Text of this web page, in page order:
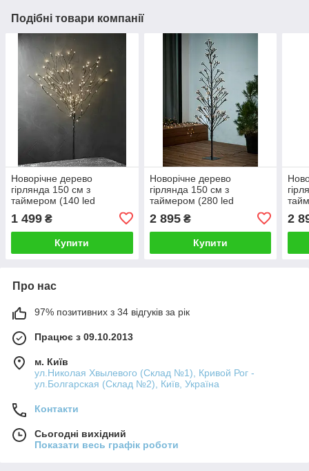
Подібні товари компанії
Новорічне дерево
гірлянда 150 см з
таймером (140 led
greenpharm
1 499 ₴
Купити
Новорічне дерево
гірлянда 150 см з
таймером (280 led
greenpharm
2 895₴
Купити
2
Про нас
97% позитивних з 34 відгуків за рік
Працює з 09.10.2013
м. Київ
ул.Николая Хвылевого (Склад №1), Кривой Рог -
ул.Болгарская (Склад №2), Київ, Україна
Контакти
Сьогодні вихідний
Показати весь графік роботи